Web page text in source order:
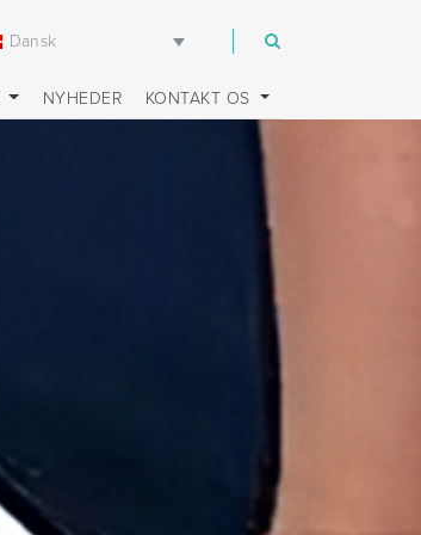
Dansk
NYHEDER KONTAKT OS